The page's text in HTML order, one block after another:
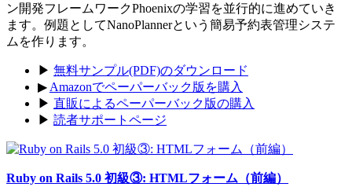
ン開発フレームワークPhoenixの学習を並行的に進めていき
ます。例題としてNanoPlannerという簡易予約表管理システ
ムを作ります。
▶ 無料サンプル(PDF)のダウンロード
▶ Amazonでペーパーバック版を購入
▶ 直販によるペーパーバック版の購入
▶ 読者サポートページ
Ruby on Rails 5.0 初級③: HTMLフォーム（前編）